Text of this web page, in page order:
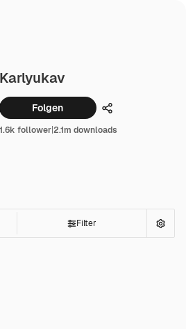
Karlyukav
Folgen Teilen
1.6k follower|2.1m downloads
Filter